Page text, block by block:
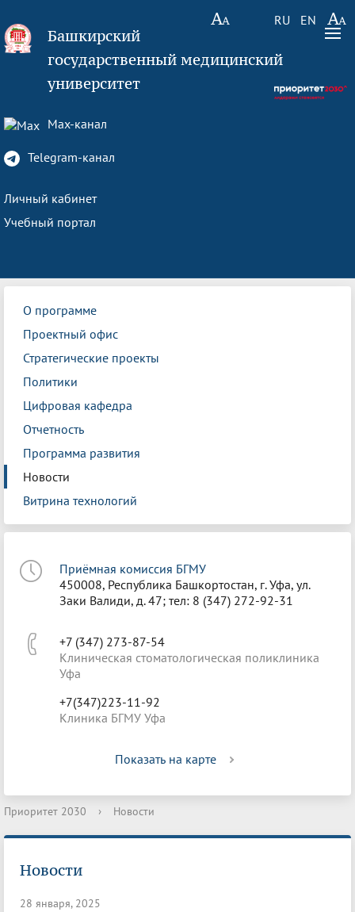
RU EN
Башкирский
государственный медицинский
университет
Max-канал
Telegram-канал
Личный кабинет
Учебный портал
О программе
Проектный офис
Стратегические проекты
Политики
Цифровая кафедра
Отчетность
Программа развития
Новости
Витрина технологий
Приёмная комиссия БГМУ
450008, Республика Башкортостан, г. Уфа, ул.
Заки Валиди, д. 47; тел: 8 (347) 272-92-31
+7 (347) 273-87-54
Клиническая стоматологическая поликлиника
Уфа
+7(347)223-11-92
Клиника БГМУ Уфа
Показать на карте
Приоритет 2030 › Новости
Новости
28 января, 2025